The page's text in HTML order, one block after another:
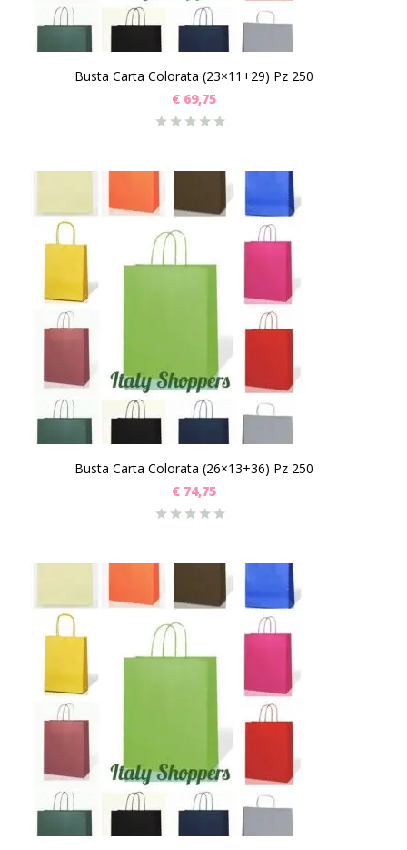
Busta Carta Colorata (23×11+29) Pz 250
€ 69,75
Busta Carta Colorata (26×13+36) Pz 250
€ 74,75